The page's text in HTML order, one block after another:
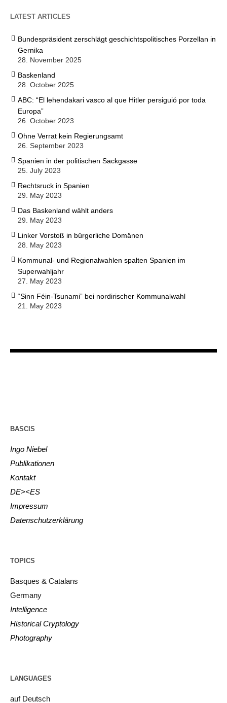
LATEST ARTICLES
Bundespräsident zerschlägt geschichtspolitisches Porzellan in
Gernika
28. November 2025
Baskenland
28. October 2025
ABC: “El lehendakari vasco al que Hitler persiguió por toda
Europa”
26. October 2023
Ohne Verrat kein Regierungsamt
26. September 2023
Spanien in der politischen Sackgasse
25. July 2023
Rechtsruck in Spanien
29. May 2023
Das Baskenland wählt anders
29. May 2023
Linker Vorstoß in bürgerliche Domänen
28. May 2023
Kommunal- und Regionalwahlen spalten Spanien im
Superwahljahr
27. May 2023
“Sinn Féin-Tsunami” bei nordirischer Kommunalwahl
21. May 2023
BASCIS
Ingo Niebel
Publikationen
Kontakt
DE><ES
Impressum
Datenschutzerklärung
TOPICS
Basques & Catalans
Germany
Intelligence
Historical Cryptology
Photography
LANGUAGES
auf Deutsch